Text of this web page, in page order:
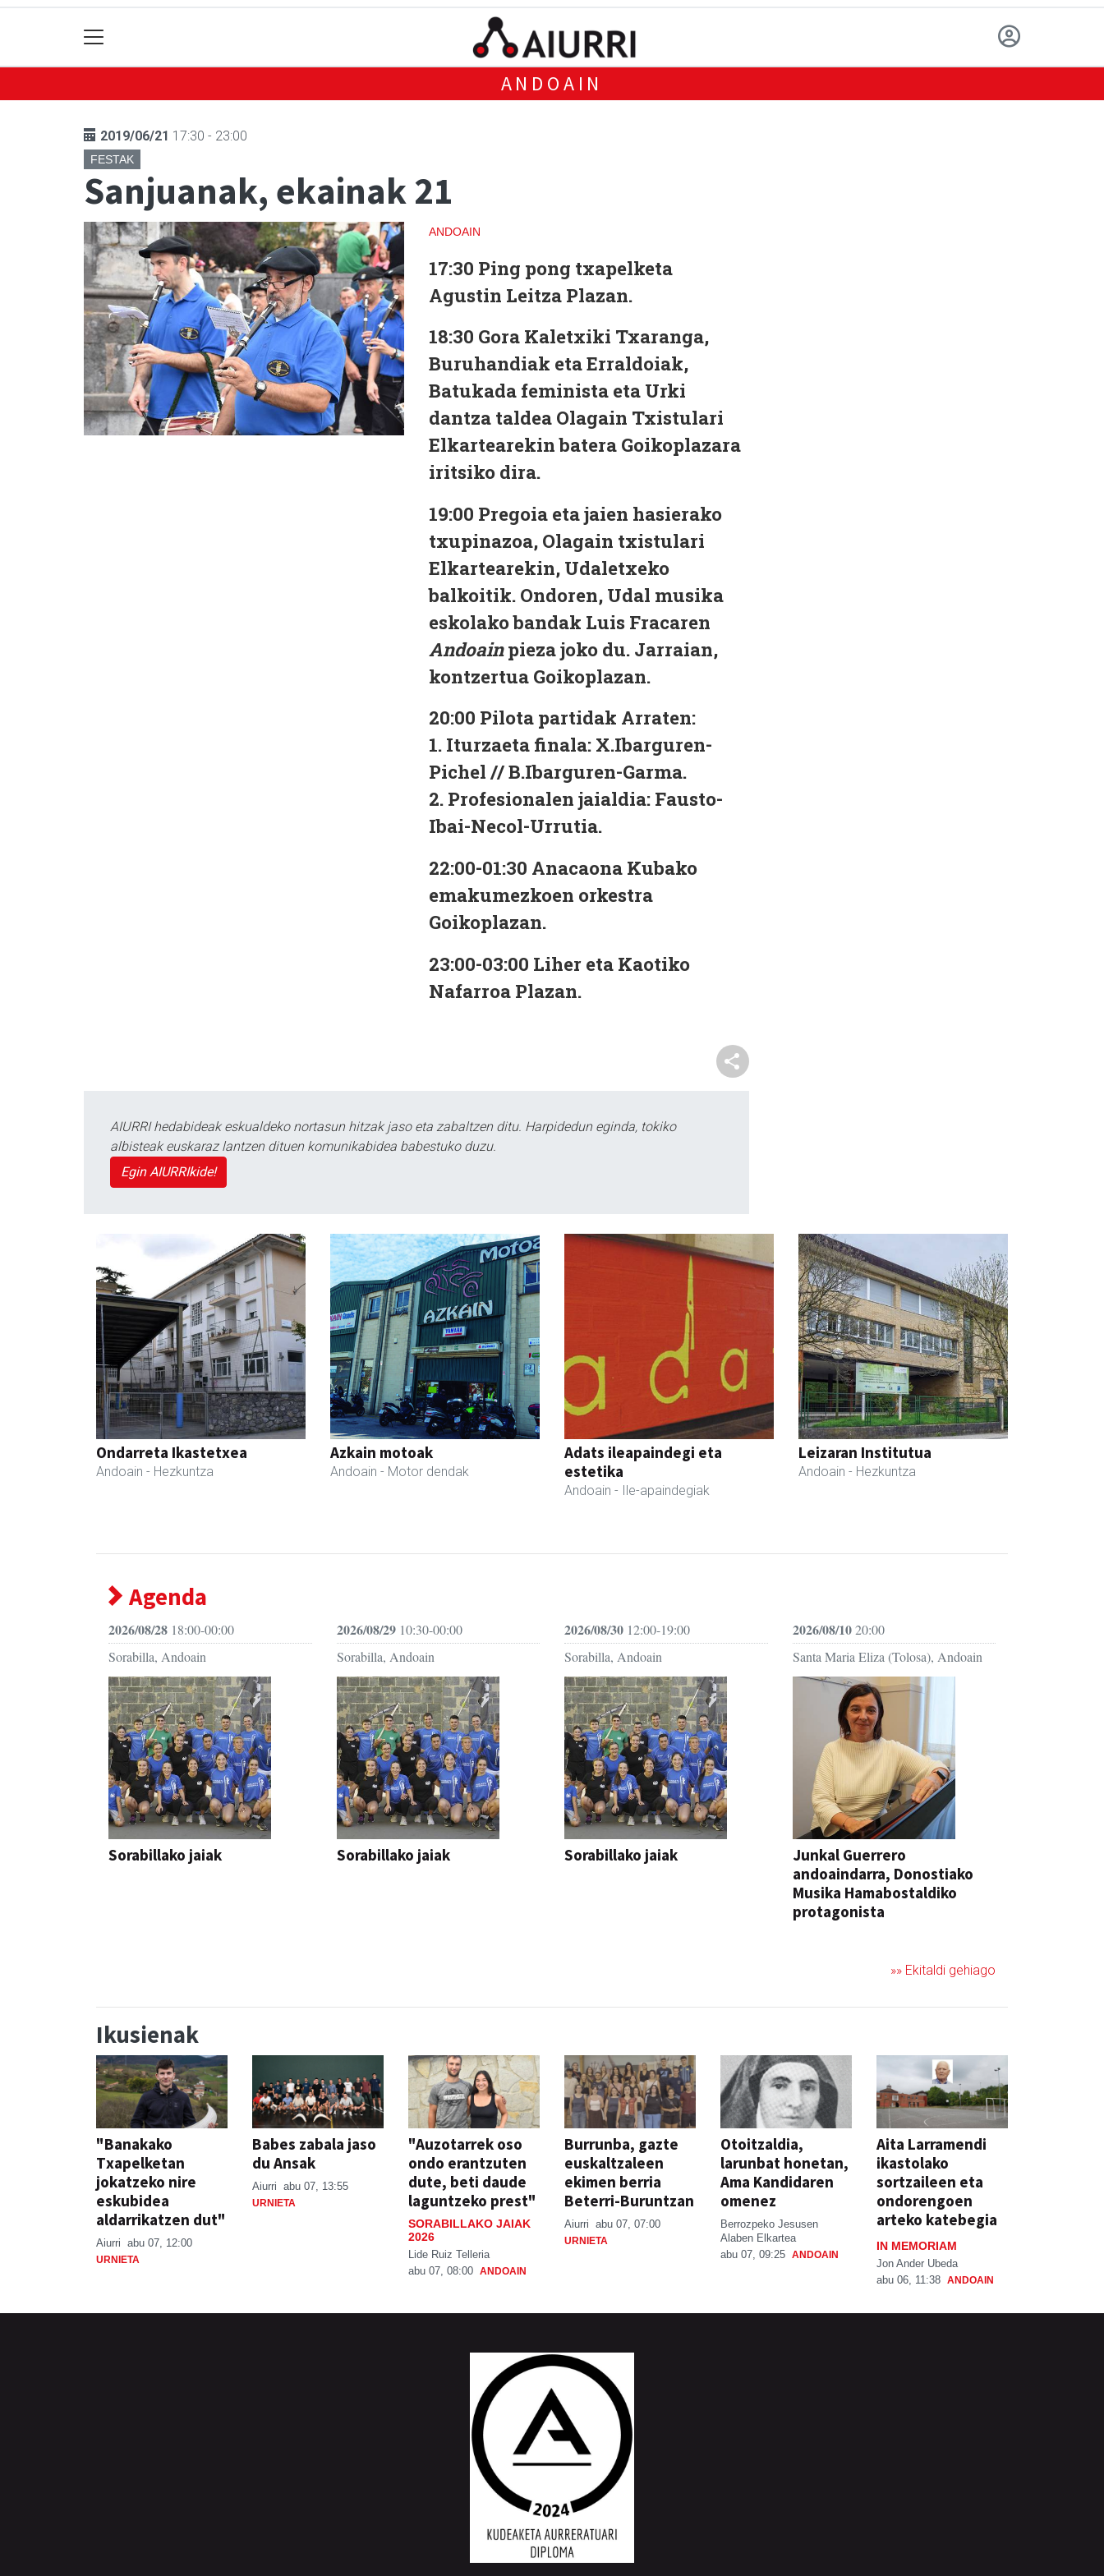
ANDOAIN
2019/06/21 17:30 - 23:00
FESTAK
Sanjuanak, ekainak 21
ANDOAIN
17:30 Ping pong txapelketa
Agustin Leitza Plazan.
18:30 Gora Kaletxiki Txaranga,
Buruhandiak eta Erraldoiak,
Batukada feminista eta Urki
dantza taldea Olagain Txistulari
Elkartearekin batera Goikoplazara
iritsiko dira.
19:00 Pregoia eta jaien hasierako
txupinazoa, Olagain txistulari
Elkartearekin, Udaletxeko
balkoitik. Ondoren, Udal musika
eskolako bandak Luis Fracaren
Andoainpieza joko du. Jarraian,
kontzertua Goikoplazan.
20:00 Pilota partidak Arraten:
1. Iturzaeta finala: X.Ibarguren-
Pichel // B.Ibarguren-Garma.
2. Profesionalen jaialdia: Fausto-
Ibai-Necol-Urrutia.
22:00-01:30 Anacaona Kubako
emakumezkoen orkestra
Goikoplazan.
23:00-03:00 Liher eta Kaotiko
Nafarroa Plazan.
AIURRI hedabideak eskualdeko nortasun hitzak jaso eta zabaltzen ditu. Harpidedun eginda, tokiko
albisteak euskaraz lantzen dituen komunikabidea babestuko duzu.
Egin AIURRIkide!
Ondarreta Ikastetxea
Andoain - Hezkuntza
Azkain motoak
Andoain - Motor dendak
Adats ileapaindegi eta
estetika
Andoain - Ile-apaindegiak
Leizaran Institutua
Andoain - Hezkuntza
Agenda
2026/08/28 18:00-00:00
Sorabilla, Andoain
Sorabillako jaiak
2026/08/2910:30-00:00
Sorabilla, Andoain
Sorabillako jaiak
2026/08/30 12:00-19:00
Sorabilla, Andoain
Sorabillako jaiak
2026/08/1020:00
Santa Maria Eliza (Tolosa), Andoain
Junkal Guerrero
andoaindarra, Donostiako
Musika Hamabostaldiko
protagonista
»» Ekitaldi gehiago
Ikusienak
"Banakako
Txapelketan
jokatzeko nire
eskubidea
aldarrikatzen dut"
Aiurri abu 07, 12:00
URNIETA
Babes zabala jaso
du Ansak
Aiurri abu 07, 13:55
URNIETA
"Auzotarrek oso
ondo erantzuten
dute, beti daude
laguntzeko prest"
SORABILLAKO JAIAK
2026
Lide Ruiz Telleria
abu 07, 08:00 ANDOAIN
Burrunba, gazte
euskaltzaleen
ekimen berria
Beterri-Buruntzan
Aiurri abu 07, 07:00
URNIETA
Otoitzaldia,
larunbat honetan,
Ama Kandidaren
omenez
Berrozpeko Jesusen
Alaben Elkartea
abu 07, 09:25 ANDOAIN
Aita Larramendi
ikastolako
sortzaileen eta
ondorengoen
arteko katebegia
IN MEMORIAM
Jon Ander Ubeda
abu 06, 11:38 ANDOAIN